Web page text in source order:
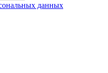
данных